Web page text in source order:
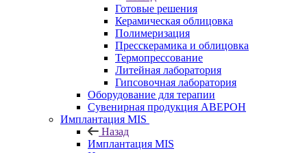
Готовые решения
Керамическая облицовка
Полимеризация
Пресскерамика и облицовка
Термопрессование
Литейная лаборатория
Гипсовочная лаборатория
Оборудование для терапии
Сувенирная продукция АВЕРОН
Имплантация MIS
Назад
Имплантация MIS